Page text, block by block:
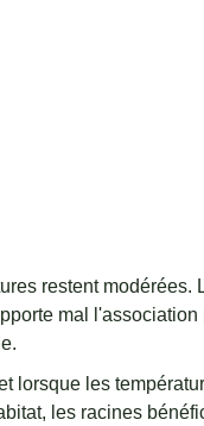
restent modérées.
mal l'association
lorsque les
les racines